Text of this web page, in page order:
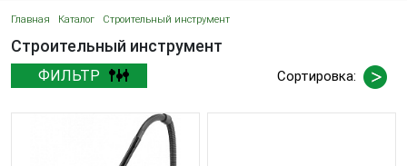
Главная Каталог Строительный инструмент
Строительный инструмент
ФИЛЬТР Сортировка: